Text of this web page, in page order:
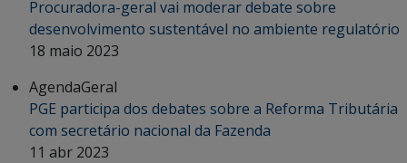
Procuradora-geral vai moderar debate sobre
desenvolvimento sustentável no ambiente regulatório
18 maio 2023
AgendaGeral
PGE participa dos debates sobre a Reforma Tributária
com secretário nacional da Fazenda
11 abr 2023